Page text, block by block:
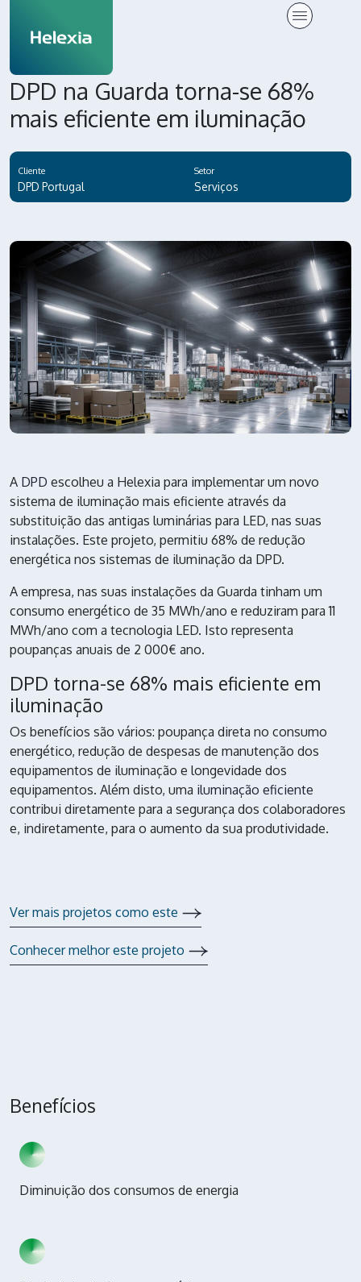
DPD na Guarda torna-se 68%
mais eficiente em iluminação
Cliente
DPD Portugal
Setor
Serviços
A DPD escolheu a Helexia para implementar um novo
sistema de iluminação mais eficiente através da
substituição das antigas luminárias para LED, nas suas
instalações. Este projeto, permitiu 68% de redução
energética nos sistemas de iluminação da DPD.
A empresa, nas suas instalações da Guarda tinham um
consumo energético de 35 MWh/ano e reduziram para 11
MWh/ano com a tecnologia LED. Isto representa
poupanças anuais de 2 000€ ano.
DPD torna-se 68% mais eficiente em
iluminação
Os benefícios são vários: poupança direta no consumo
energético, redução de despesas de manutenção dos
equipamentos de iluminação e longevidade dos
equipamentos. Além disto, uma iluminação eficiente
contribui diretamente para a segurança dos colaboradores
e, indiretamente, para o aumento da sua produtividade.
Ver mais projetos como este
Conhecer melhor este projeto
Benefícios
Diminuição dos consumos de energia